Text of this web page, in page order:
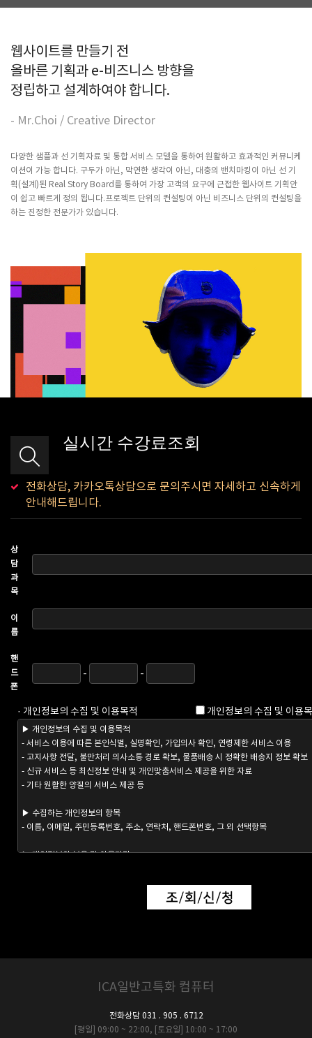
웹사이트를 만들기 전
올바른 기획과 e-비즈니스 방향을
정립하고 설계하여야 합니다.
- Mr.Choi / Creative Director
다양한 샘플과 선 기획자료 및 통합 서비스 모델을 통하여 원활하고 효과적인 커뮤니케
이션이 가능 합니다. 구두가 아닌, 막연한 생각이 아닌, 대충의 밴치마킹이 아닌 선 기
획(설계)된 Real Story Board를 통하여 가장 고객의 요구에 근접한 웹사이트 기획안
이 쉽고 빠르게 정의 됩니다.프로젝트 단위의 컨설팅이 아닌 비즈니스 단위의 컨설팅을
하는 진정한 전문가가 있습니다.
실시간 수강료조회
전화상담, 카카오톡상담으로 문의주시면 자세하고 신속하게
안내해드립니다.
상
담
과
목
이
름
핸
드
폰
- -
· 개인정보의 수집 및 이용목적 개인정보의 수집 및 이용
ICA일반고특화 컴퓨터
전화상담 031 . 905 . 6712
[평일] 09:00 ~ 22:00, [토요일] 10:00 ~ 17:00